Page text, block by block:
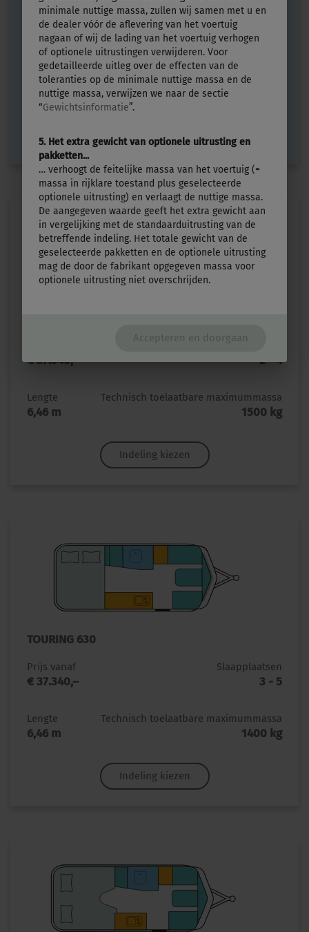
Prijs vanaf
€ 32.240,–
Slaapplaatsen
Lengte
5,99 m
Technisch toelaatbare maximummassa
uitgezocht
€ 37.340,–
Slaapplaatsen
2 - 4
Lengte
6,46 m
Technisch toelaatbare maximummassa
1500 kg
Indeling kiezen
TOURING 630
Prijs vanaf
€ 37.340,–
Slaapplaatsen
3 - 5
Lengte
6,46 m
Technisch toelaatbare maximummassa
1400 kg
Indeling kiezen
minimale nuttige massa, zullen wij samen met u en
de dealer vóór de aflevering van het voertuig
nagaan of wij de lading van het voertuig verhogen
of optionele uitrustingen verwijderen. Voor
gedetailleerde uitleg over de effecten van de
toleranties op de minimale nuttige massa en de
nuttige massa, verwijzen we naar de sectie
“Gewichtsinformatie”.
5. Het extra gewicht van optionele uitrusting en
pakketten...
… verhoogt de feitelijke massa van het voertuig (=
massa in rijklare toestand plus geselecteerde
optionele uitrusting) en verlaagt de nuttige massa.
De aangegeven waarde geeft het extra gewicht aan
in vergelijking met de standaarduitrusting van de
betreffende indeling. Het totale gewicht van de
geselecteerde pakketten en de optionele uitrusting
mag de door de fabrikant opgegeven massa voor
optionele uitrusting niet overschrijden.
Accepteren en doorgaan